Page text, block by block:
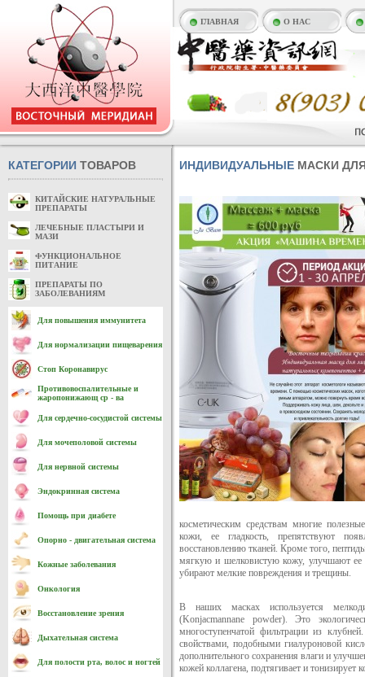
ГЛАВНАЯ О НАС
КАТЕГОРИИ ТОВАРОВ
КИТАЙСКИЕ НАТУРАЛЬНЫЕ
ПРЕПАРАТЫ
ЛЕЧЕБНЫЕ ПЛАСТЫРИ И
МАЗИ
ФУНКЦИОНАЛЬНОЕ
ПИТАНИЕ
ПРЕПАРАТЫ ПО
ЗАБОЛЕВАНИЯМ
Для повышения иммунитета
Для нормализации пищеварения
Стоп Коронавирус
Противовоспалительные и
жаропонижающ ср - ва
Для сердечно-cосудистой системы
Для мочеполовой системы
Для нервной системы
Эндокринная система
Помощь при диабете
Опорно - двигательная система
Кожные заболевания
Онкология
Восстановление зрения
Дыхательная система
Для полости рта, волос и ногтей
ИНДИВИДУАЛЬНЫЕ МАСКИ
косметическим средствам многие
кожи, ее гладкость, препятствуют
восстановлению тканей. Кроме того,
мягкую и шелковистую кожу, улучшают ее
убирают мелкие повреждения и трещины.
В наших масках используется
(Konjacmannane powder). Это
многоступенчатой фильтрации из
свойствами, подобными гиалуроновой
дополнительного сохранения влаги и
кожей коллагена, подтягивает и тонизирует